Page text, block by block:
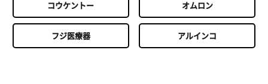
コウケントー オムロン
フジ医療器 アルインコ